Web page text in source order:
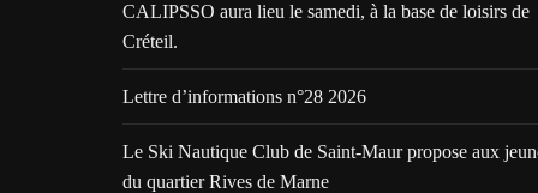
CALIPSSO aura lieu le samedi, à la base de loisirs de
Créteil.
Lettre d’informations n°28 2026
Le Ski Nautique Club de Saint-Maur propose aux
du quartier Rives de Marne